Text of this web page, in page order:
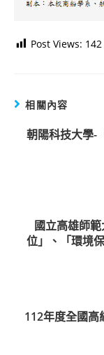
Post Views: 142
相關內容
朝陽科技大學-
國立高雄師
位」、「環境
112年度全國高